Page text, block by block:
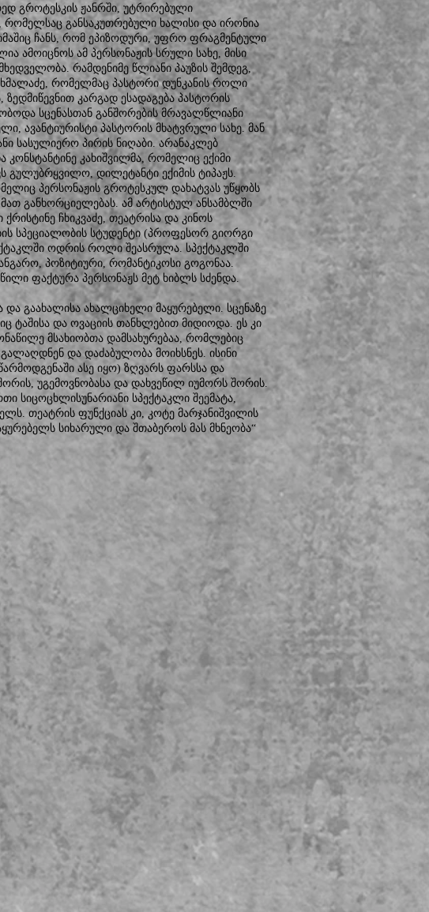
გროტესკის ჟანრში, უტრირებული
რომელსაც განსაკუთრებული ხალისი და ირონია
ჩანს, რომ ეპიზოდური, უფრო ფრაგმენტული
ამოიცნოს ამ პერსონაჟის სრული სახე, მისი
რამდენიმე წლიანი პაუზის შემდეგ,
ხმალაძე, რომელმაც პასტორი დუნკანის როლი
კარგად ესადაგება პასტორის
სცენასთან განშორების მრავალწლიანი
ავანტიურისტი პასტორის მხატვრული სახე. მან
სასულიერო პირის ნიღაბი. არანაკლებ
კონსტანტინე კახიშვილმა, რომელიც ექიმი
გულუბრყვილო, დილეტანტი ექიმის ტიპაჟს.
პერსონაჟის გროტესკულ დახატვას უწყობს
მათ განხორციელებას. ამ არტისტულ ანსამბლში
ჩხიკვაძე, თეატრისა და კინოს
სპეციალობის სტუდენტი (პროფესორ გიორგი
ოდრის როლი შეასრულა. სპექტაკლში
პოზიტიური, რომანტიკოსი გოგონაა.
ფაქტურა პერსონაჟს მეტ ხიბლს სძენდა.
გაახალისა ახალციხელი მაყურებელი. სცენაზე
ტაშისა და ოვაციის თანხლებით მიდიოდა. ეს კი
მსახიობთა დამსახურებაა, რომლებიც
და დაძაბულობა მოიხსნეს. ისინი
ასე იყო) ზღვარს ფარსსა და
უგემოვნობასა და დახვეწილ იუმორს შორის.
სიცოცხლისუნარიანი სპექტაკლი შეემატა,
თეატრის ფუნქციას კი, კოტე მარჯანიშვილის
სიხარული და შთაბეროს მას მხნეობა“